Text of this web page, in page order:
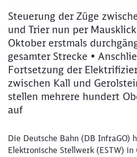
Steuerung der Züge
und Trier nun per
Oktober erstmals
gesamter Strecke •
Fortsetzung der
zwischen Kall und
stellen mehrere hundert
auf
Die Deutsche Bahn (DB InfraGO)
Elektronische Stellwerk (ESTW) in